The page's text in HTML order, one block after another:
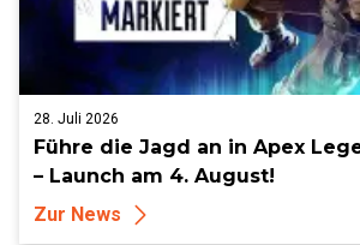
28. Juli 2026
Führe die Jagd an in Apex
– Launch am 4. August!
Zur News